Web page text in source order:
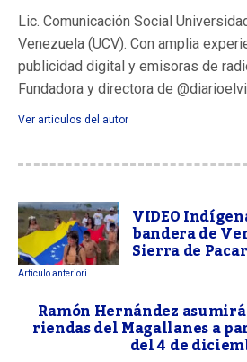
Lic. Comunicación Social
Venezuela (UCV). Con amplia
publicidad digital y emisoras de
Fundadora y directora de
Ver articulos del autor
VIDEO
bandera de
Sierra de
Articulo anteriori
Ramón Hernández
riendas del Magallanes a
del 4 de